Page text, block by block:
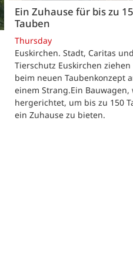
Ein Zuhause für bis zu
Tauben
Thursday
Euskirchen. Stadt, Caritas und
Tierschutz Euskirchen ziehen
beim neuen Taubenkonzept
einem Strang.Ein Bauwagen,
hergerichtet, um bis zu 150
ein Zuhause zu bieten.